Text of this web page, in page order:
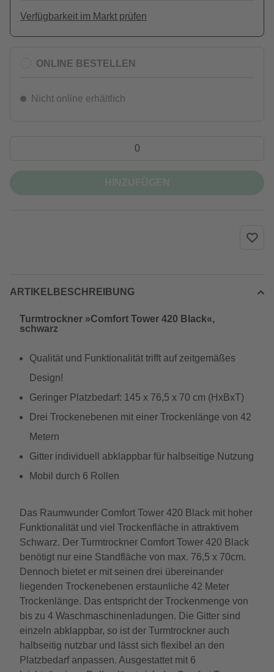
Verfügbarkeit im Markt prüfen
ONLINE BESTELLEN
Nicht online erhältlich
ARTIKELBESCHREIBUNG
Turmtrockner »Comfort Tower 420 Black«,
schwarz
Qualität und Funktionalität trifft auf zeitgemäßes
Design!
Geringer Platzbedarf: 145 x 76,5 x 70 cm (HxBxT)
Drei Trockenebenen mit einer Trockenlänge von 42
Metern
Gitter individuell abklappbar für halbseitige Nutzung
Mobil durch 6 Rollen
Das Raumwunder Comfort Tower 420 Black mit hoher
Funktionalität und viel Trockenfläche in attraktivem
Schwarz. Der Turmtrockner Comfort Tower 420 Black
benötigt nur eine Standfläche von max. 76,5 x 70cm.
Dennoch bietet er mit seinen drei übereinander
liegenden Trockenebenen erstaunliche 42 Meter
Trockenlänge. Das entspricht der Trockenmenge von
bis zu 4 Waschmaschinenladungen. Die Gitter sind
einzeln abklappbar, so ist der Turmtrockner auch
halbseitig nutzbar und lässt sich flexibel an den
Platzbedarf anpassen. Ausgestattet mit 6